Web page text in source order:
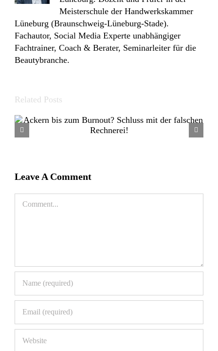
Meisterschule der Handwerkskammer
Lüneburg (Braunschweig-Lüneburg-Stade).
Fachautor, Social Media Experte unabhängiger
Fachtrainer, Coach & Berater, Seminarleiter für die
Beautybranche.
Related Posts
wir vorstellen: Unsere neue Rezeptionistin
Leave A Comment